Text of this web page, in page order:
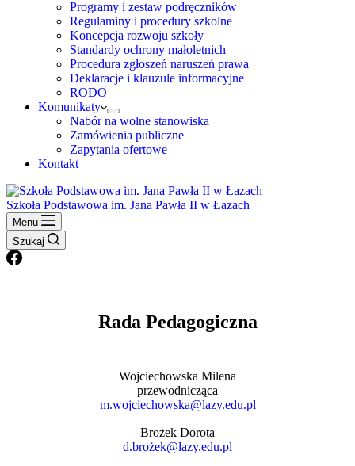
Programy i zestaw podręczników
Regulaminy i procedury szkolne
Koncepcja rozwoju szkoły
Standardy ochrony małoletnich
Procedura zgłoszeń naruszeń prawa
Deklaracje i klauzule informacyjne
RODO
Komunikaty
Nabór na wolne stanowiska
Zamówienia publiczne
Zapytania ofertowe
Kontakt
Szkoła Podstawowa im. Jana Pawła II w Łazach
Menu
Szukaj
Rada Pedagogiczna
Wojciechowska Milena
przewodnicząca
m.wojciechowska@lazy.edu.pl
Brożek Dorota
d.brożek@lazy.edu.pl